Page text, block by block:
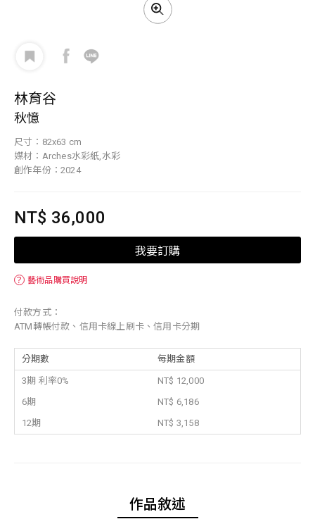
林育谷
秋憶
尺寸：82x63 cm
媒材：Arches水彩紙,水彩
創作年份：2024
NT$ 36,000
我要訂購
？ 藝術品購買說明
付款方式：
ATM轉帳付款、信用卡線上刷卡、信用卡分期
分期數 每期金額
3期 利率0%
NT$ 12,000
6期
NT$ 6,186
12期
NT$ 3,158
作品敘述